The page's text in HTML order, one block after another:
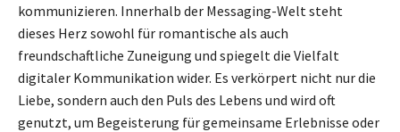
kommunizieren. Innerhalb der Messaging-Welt steht
dieses Herz sowohl für romantische als auch
freundschaftliche Zuneigung und spiegelt die Vielfalt
digitaler Kommunikation wider. Es verkörpert nicht nur die
Liebe, sondern auch den Puls des Lebens und wird oft
genutzt, um Begeisterung für gemeinsame Erlebnisse oder